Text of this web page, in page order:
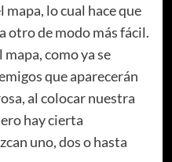
mapa, lo cual hace que
otro de modo más fácil.
como ya se
que aparecerán
al colocar nuestra
hay cierta
uno, dos o hasta